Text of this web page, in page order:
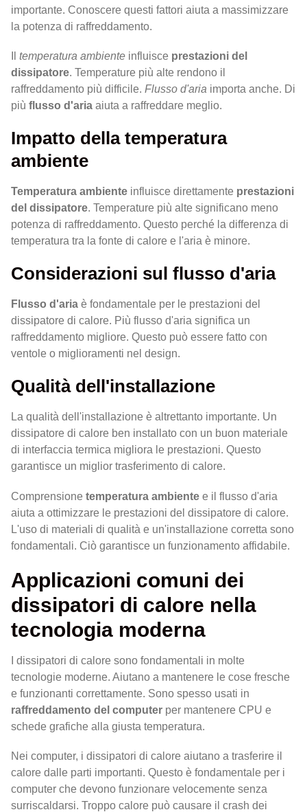
importante. Conoscere questi fattori aiuta a massimizzare
la potenza di raffreddamento.
temperatura ambiente influisce prestazioni del
dissipatore. Temperature più alte rendono il
raffreddamento più difficile. Flusso d'aria importa anche. Di
più flusso d'aria aiuta a raffreddare meglio.
Impatto della temperatura
ambiente
Temperatura ambiente influisce direttamente prestazioni
del dissipatore. Temperature più alte significano meno
potenza di raffreddamento. Questo perché la differenza di
temperatura tra la fonte di calore e l'aria è minore.
Considerazioni sul flusso d'aria
Flusso d'aria è fondamentale per le prestazioni del
dissipatore di calore. Più flusso d'aria significa un
raffreddamento migliore. Questo può essere fatto con
ventole o miglioramenti nel design.
Qualità dell'installazione
La qualità dell'installazione è altrettanto importante. Un
dissipatore di calore ben installato con un buon materiale
di interfaccia termica migliora le prestazioni. Questo
garantisce un miglior trasferimento di calore.
Comprensione temperatura ambiente e il flusso d'aria
aiuta a ottimizzare le prestazioni del dissipatore di calore.
L'uso di materiali di qualità e un'installazione corretta sono
fondamentali. Ciò garantisce un funzionamento affidabile.
Applicazioni comuni dei
dissipatori di calore nella
tecnologia moderna
I dissipatori di calore sono fondamentali in molte
tecnologie moderne. Aiutano a mantenere le cose fresche
e funzionanti correttamente. Sono spesso usati in
raffreddamento del computer per mantenere CPU e
schede grafiche alla giusta temperatura.
Nei computer, i dissipatori di calore aiutano a trasferire il
calore dalle parti importanti. Questo è fondamentale per i
computer che devono funzionare velocemente senza
surriscaldarsi. Troppo calore può causare il crash dei